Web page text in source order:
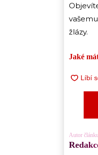
žlázy.
Jaké
Autor